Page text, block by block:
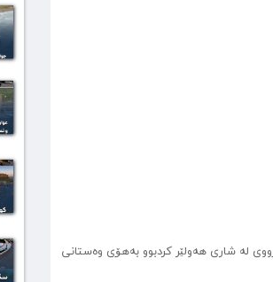
بەناوی (ئەمیر ناجی) تەمەن ٣٩ساڵ کە بۆ کارکردن ڕووی لە شاری هەولێر کردبوو بەهۆی وەستانی